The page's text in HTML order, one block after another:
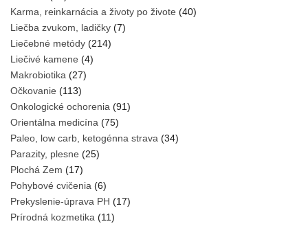
Karma, reinkarnácia a životy po živote (40)
Liečba zvukom, ladičky (7)
Liečebné metódy (214)
Liečivé kamene (4)
Makrobiotika (27)
Očkovanie (113)
Onkologické ochorenia (91)
Orientálna medicína (75)
Paleo, low carb, ketogénna strava (34)
Parazity, plesne (25)
Plochá Zem (17)
Pohybové cvičenia (6)
Prekyslenie-úprava PH (17)
Prírodná kozmetika (11)